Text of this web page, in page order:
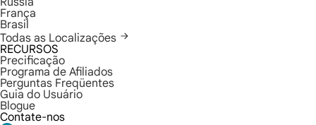
França
Brasil
Todas as Localizações
RECURSOS
Precificação
Programa de Afiliados
Perguntas Freqüentes
Guia do Usuário
Blogue
Contate-nos